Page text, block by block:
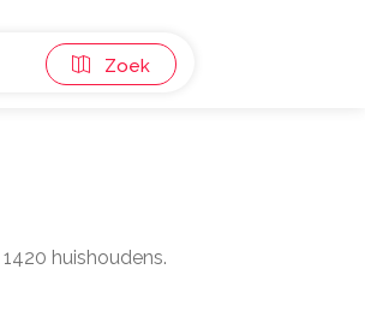
Zoek
huishoudens.